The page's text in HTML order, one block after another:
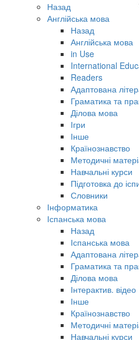
Назад
Англійська мова
Назад
Англійська мова
in Use
International
Readers
Адаптована
Граматика та
Ділова мова
Ігри
Інше
Країнознавство
Методичні
Навчальні курси
Підготовка до
Словники
Інформатика
Іспанська мова
Назад
Іспанська мова
Адаптована
Граматика та
Ділова мова
Інтерактив. відео
Інше
Країнознавство
Методичні
Навчальні курси